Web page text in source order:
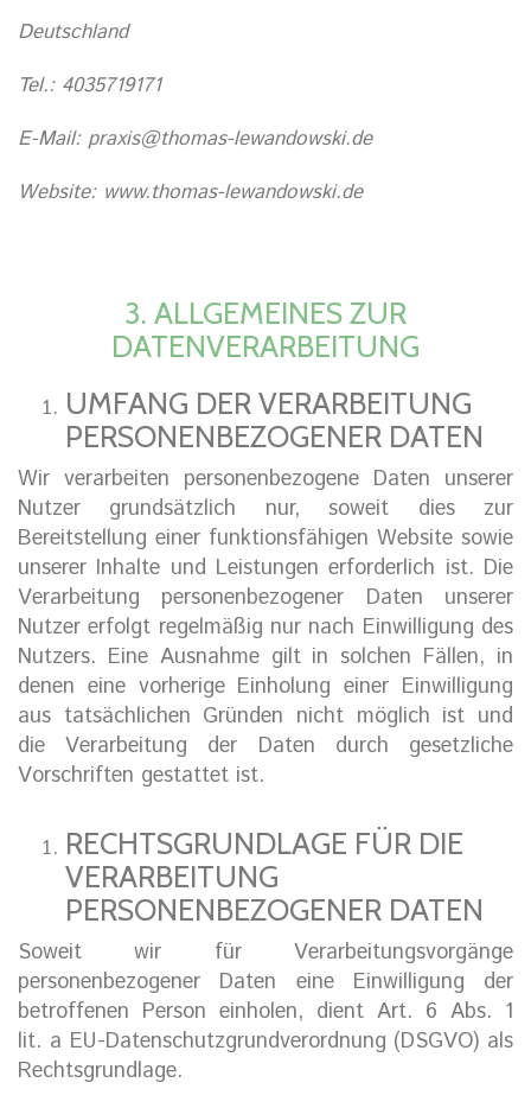
Deutschland
Tel.: 4035719171
E-Mail: praxis@thomas-lewandowski.de
Website: www.thomas-lewandowski.de
3. ALLGEMEINES ZUR
DATENVERARBEITUNG
UMFANG DER VERARBEITUNG
PERSONENBEZOGENER DATEN
Wir verarbeiten personenbezogene Daten unserer
Nutzer grundsätzlich nur, soweit dies zur
Bereitstellung einer funktionsfähigen Website sowie
unserer Inhalte und Leistungen erforderlich ist. Die
Verarbeitung personenbezogener Daten unserer
Nutzer erfolgt regelmäßig nur nach Einwilligung des
Nutzers. Eine Ausnahme gilt in solchen Fällen, in
denen eine vorherige Einholung einer Einwilligung
aus tatsächlichen Gründen nicht möglich ist und
die Verarbeitung der Daten durch gesetzliche
Vorschriften gestattet ist.
RECHTSGRUNDLAGE FÜR DIE
VERARBEITUNG
PERSONENBEZOGENER DATEN
Soweit wir für Verarbeitungsvorgänge
personenbezogener Daten eine Einwilligung der
betroffenen Person einholen, dient Art. 6 Abs. 1
lit. a EU-Datenschutzgrundverordnung (DSGVO) als
Rechtsgrundlage.